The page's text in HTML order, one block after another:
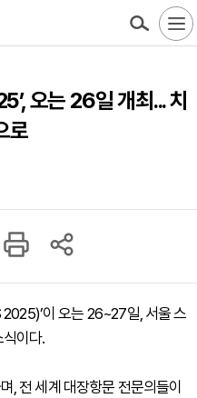
오는 26일 개최... 치
로
이 오는 26~27일, 서울 스
이다.
, 전 세계 대장항문 전문의들이